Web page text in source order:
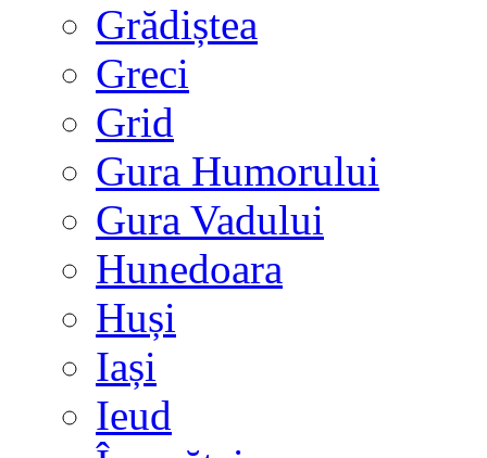
Grădiștea
Greci
Grid
Gura Humorului
Gura Vadului
Hunedoara
Huși
Iași
Ieud